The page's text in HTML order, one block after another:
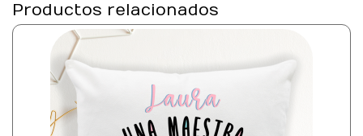
Productos relacionados